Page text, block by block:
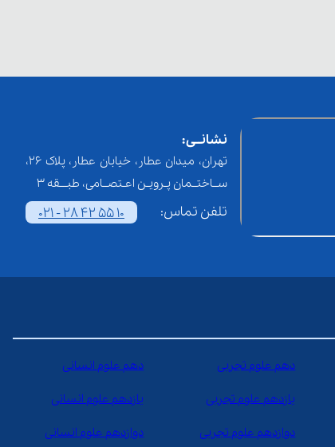
نشانــی:
تهران، میدان عطار، خیابان عطار، پلاک 26،
ســاختــمان پـرویـن اعـتصــامی، طبـــقه 3
تلفن تماس: 021 - 28 42 55 10
دهم علوم تجربی دهم علوم انسانی
یازدهم علوم تجربی یازدهم علوم انسانی
دوازدهم علوم تجربی دوازدهم علوم انسانی